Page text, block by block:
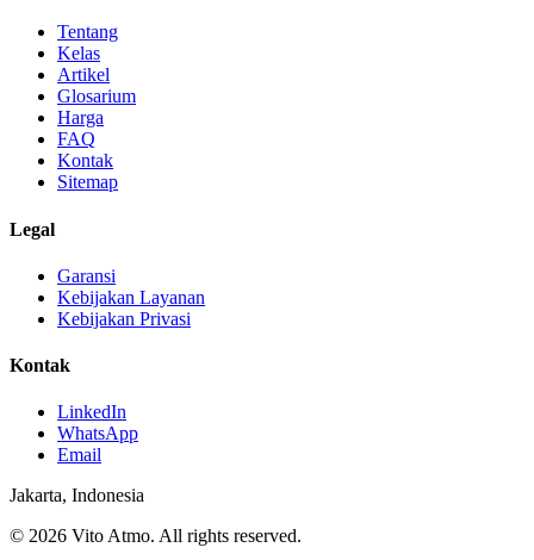
Tentang
Kelas
Artikel
Glosarium
Harga
FAQ
Kontak
Sitemap
Legal
Garansi
Kebijakan Layanan
Kebijakan Privasi
Kontak
LinkedIn
WhatsApp
Email
Jakarta, Indonesia
© 2026 Vito Atmo. All rights reserved.